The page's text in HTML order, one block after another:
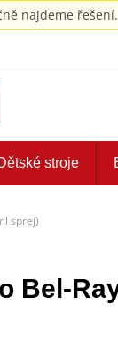
najdeme řešení.
stroje
sprej)
Bel-